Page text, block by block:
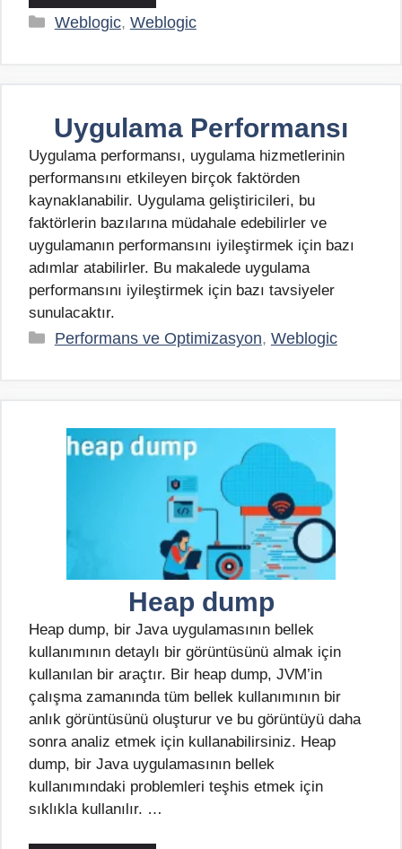
Kategoriler
Weblogic, Weblogic
Uygulama Performansı
Uygulama performansı, uygulama hizmetlerinin
performansını etkileyen birçok faktörden
kaynaklanabilir. Uygulama geliştiricileri, bu
faktörlerin bazılarına müdahale edebilirler ve
uygulamanın performansını iyileştirmek için bazı
adımlar atabilirler. Bu makalede uygulama
performansını iyileştirmek için bazı tavsiyeler
sunulacaktır.
Kategoriler
Performans ve Optimizasyon, Weblogic
Heap dump
Heap dump, bir Java uygulamasının bellek
kullanımının detaylı bir görüntüsünü almak için
kullanılan bir araçtır. Bir heap dump, JVM’in
çalışma zamanında tüm bellek kullanımının bir
anlık görüntüsünü oluşturur ve bu görüntüyü daha
sonra analiz etmek için kullanabilirsiniz. Heap
dump, bir Java uygulamasının bellek
kullanımındaki problemleri teşhis etmek için
sıklıkla kullanılır. …